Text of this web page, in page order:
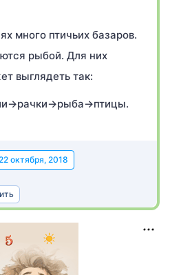
много птичьих базаров.
рыбой. Для них
выглядеть так:
октября, 2018